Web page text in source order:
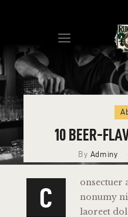
HOME
BEERS
PRESS
SHOP
TAP ROOM
10 BEER-
By Adminy
C
onsectuer
nonumy
laoreet